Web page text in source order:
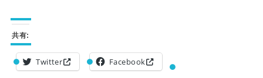
共有:
Twitter Facebook